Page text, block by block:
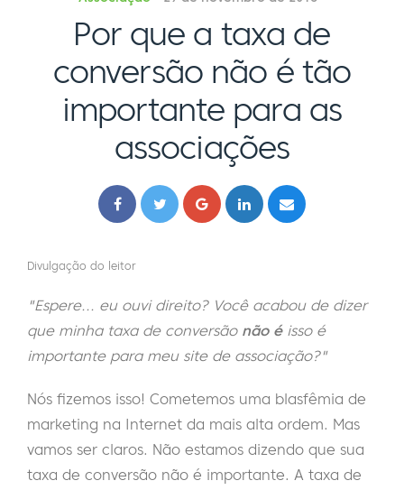
Por que a taxa de
conversão não é tão
importante para as
associações
Divulgação do leitor
"Espere... eu ouvi direito? Você acabou de dizer
que minha taxa de conversão não éisso é
importante para meu site de associação?"
Nós fizemos isso! Cometemos uma blasfêmia de
marketing na Internet da mais alta ordem. Mas
vamos ser claros. Não estamos dizendo que sua
taxa de conversão não é importante. A taxa de